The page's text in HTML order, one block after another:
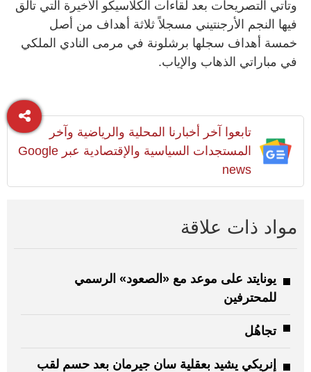
وتأتي التصريحات بعد لقاءات الكلاسيكو الأخيرة التي تألق
فيها النجم الأرجنتيني مسجلاً ثلاثة أهداف من أصل
خمسة أهداف سجلها برشلونة في مرمى النادي الملكي
في مباراتي الذهاب والإياب.
تابعوا آخر أخبارنا المحلية والرياضية وآخر
المستجدات السياسية والإقتصادية عبر Google
news
مواد ذات علاقة
يونايتد على موعد مع «الصعود» الرسمي
للمحترفين
تجاهُل
إنريكي يشيد بعقلية سان جيرمان بعد حسم لقب